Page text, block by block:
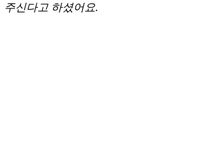
주신다고 하셨어요.